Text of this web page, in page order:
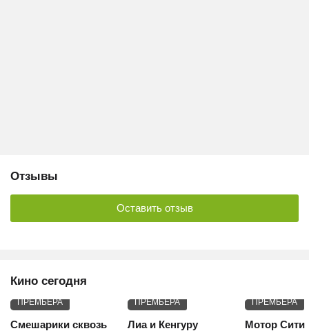
Отзывы
Оставить отзыв
Кино сегодня
ПРЕМЬЕРА
Смешарики сквозь
ПРЕМЬЕРА
Лиа и Кенгуру
ПРЕМЬЕРА
Мотор Сити